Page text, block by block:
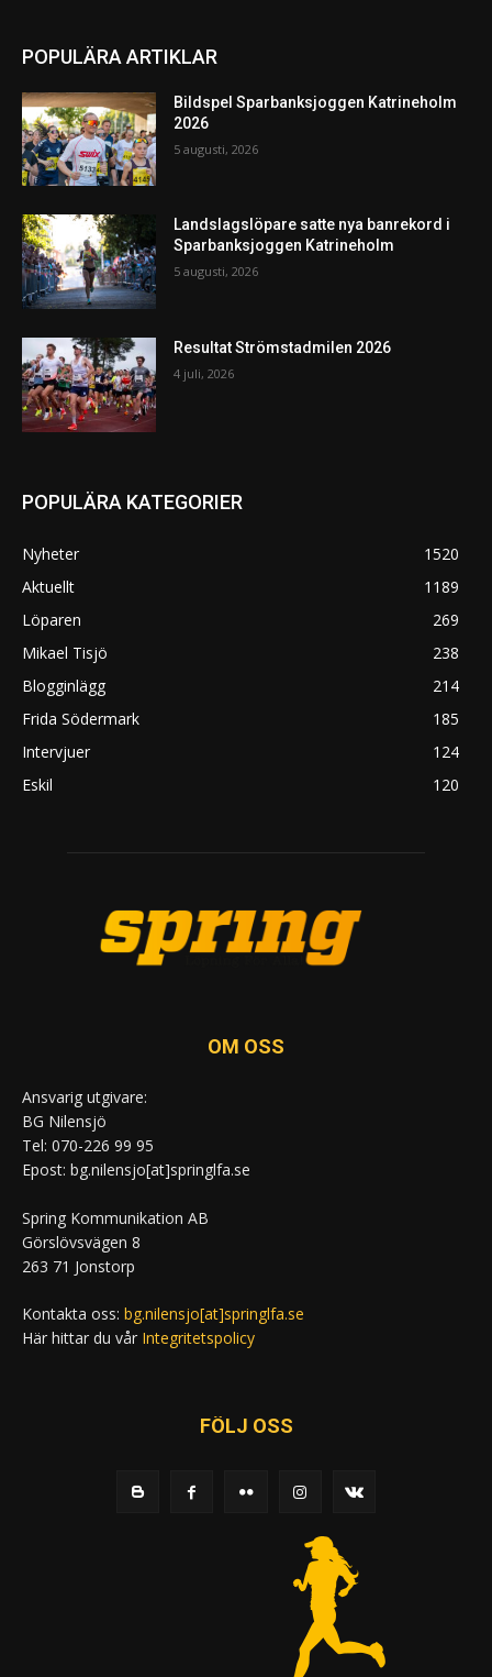
POPULÄRA ARTIKLAR
Bildspel Sparbanksjoggen Katrineholm
2026
5 augusti, 2026
Landslagslöpare satte nya banrekord i
Sparbanksjoggen Katrineholm
5 augusti, 2026
Resultat Strömstadmilen 2026
4 juli, 2026
POPULÄRA KATEGORIER
Nyheter
1520
Aktuellt
1189
Löparen
269
Mikael Tisjö
238
Blogginlägg
214
Frida Södermark
185
Intervjuer
124
Eskil
120
OM OSS
Ansvarig utgivare:
BG Nilensjö
Tel: 070-226 99 95
Epost: bg.nilensjo[at]springlfa.se
Spring Kommunikation AB
Görslövsvägen 8
263 71 Jonstorp
Kontakta oss: bg.nilensjo[at]springlfa.se
Här hittar du vår Integritetspolicy
FÖLJ OSS